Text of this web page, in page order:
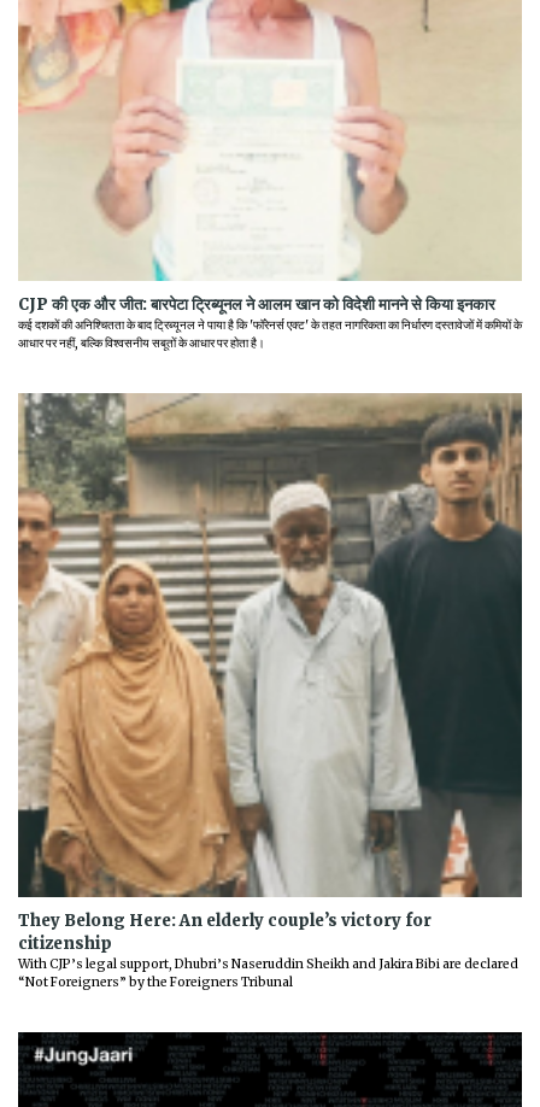
CJP की एक और जीत: बारपेटा ट्रिब्यूनल ने आलम खान को विदेशी मानने से किया इनकार
कई दशकों की अनिश्चितता के बाद ट्रिब्यूनल ने पाया है कि 'फॉरेनर्स एक्ट' के तहत नागरिकता का निर्धारण दस्तावेजों में कमियों के
आधार पर नहीं, बल्कि विश्वसनीय सबूतों के आधार पर होता है।
They Belong Here: An elderly couple’s victory for
citizenship
With CJP’s legal support, Dhubri’s Naseruddin Sheikh and Jakira Bibi are declared
“Not Foreigners” by the Foreigners Tribunal
Previous Next